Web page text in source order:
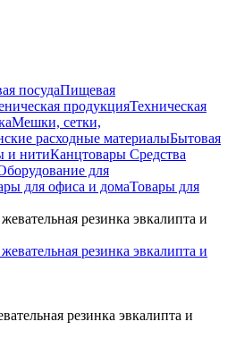
посудаПищевая
продукцияТехническая
Мешки, сетки,
расходные материалыБытовая
и нитиКанцтовары Средства
для
для офиса и домаТовары для
резинка эвкалипта и
резинка эвкалипта и